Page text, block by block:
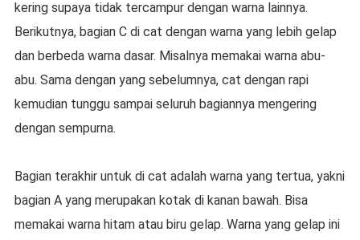
kering supaya tidak tercampur dengan warna lainnya.
Berikutnya, bagian C di cat dengan warna yang lebih gelap
dan berbeda warna dasar. Misalnya memakai warna abu-
abu. Sama dengan yang sebelumnya, cat dengan rapi
kemudian tunggu sampai seluruh bagiannya mengering
dengan sempurna.
Bagian terakhir untuk di cat adalah warna yang tertua, yakni
bagian A yang merupakan kotak di kanan bawah. Bisa
memakai warna hitam atau biru gelap. Warna yang gelap ini